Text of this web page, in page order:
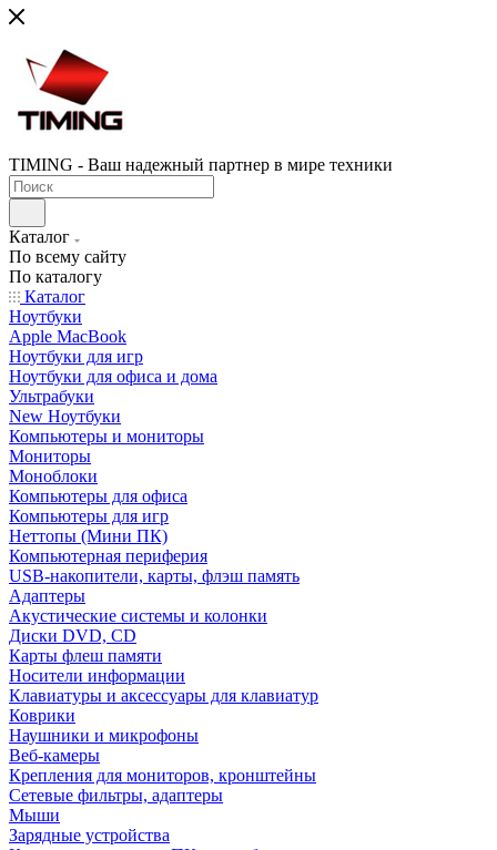
TIMING - Ваш надежный партнер в мире техники
Каталог
По всему сайту
По каталогу
Каталог
Ноутбуки
Apple MacBook
Ноутбуки для игр
Ноутбуки для офиса и дома
Ультрабуки
New Ноутбуки
Компьютеры и мониторы
Мониторы
Моноблоки
Компьютеры для офиса
Компьютеры для игр
Неттопы (Мини ПК)
Компьютерная периферия
USB-накопители, карты, флэш память
Адаптеры
Акустические системы и колонки
Диски DVD, CD
Карты флеш памяти
Носители информации
Клавиатуры и аксессуары для клавиатур
Коврики
Наушники и микрофоны
Веб-камеры
Крепления для мониторов, кронштейны
Сетевые фильтры, адаптеры
Мыши
Зарядные устройства